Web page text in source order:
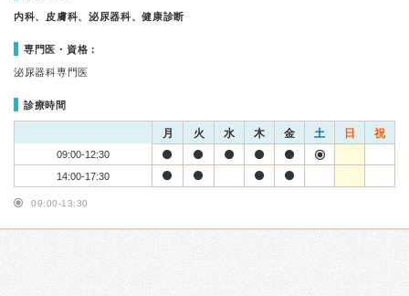
内科、皮膚科、泌尿器科、健康診断
専門医・資格：
泌尿器科専門医
診療時間
月 火 水 木 金 土 日 祝
09:00-12:30
14:00-17:30
09:00-13:30